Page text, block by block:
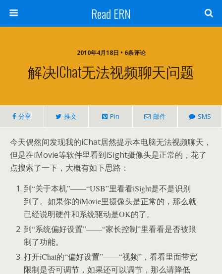
Read ERN
2010年4月18日 • 6条评论
解决iChat无法视频聊天问题
分享 推文 Pin 邮件 SMS
今天偶然间发现我的iChat居然提示本电脑无法视频聊天，
但是在iMovie等软件里看到iSight摄像头是正常的，花了
点搜索了一下，大概有如下思路：
到“关于本机”——“USB”里看看iSight是不是识别
到了。如果你的iMovie里摄像头是正常的，那么就
已经说明硬件和系统驱动是OK的了。
到“系统偏好设置”——“家长控制”里看看是否被限
制了功能。
打开iChat的“偏好设置”——“视频”，看看里面带宽
限制是否可调节，如果还可以调节，那么请降低